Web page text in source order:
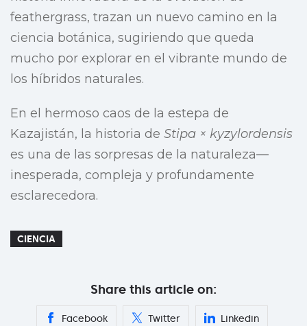
feathergrass, trazan un nuevo camino en la
ciencia botánica, sugiriendo que queda
mucho por explorar en el vibrante mundo de
los híbridos naturales.
En el hermoso caos de la estepa de
Kazajistán, la historia de Stipa × kyzylordensis
es una de las sorpresas de la naturaleza—
inesperada, compleja y profundamente
esclarecedora.
CIENCIA
Share this article on:
Facebook Twitter Linkedin